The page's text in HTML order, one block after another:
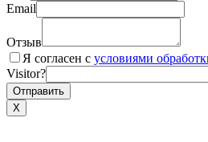
Email
Отзыв
Я согласен с условиями
Visitor?
X